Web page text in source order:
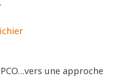
une approche